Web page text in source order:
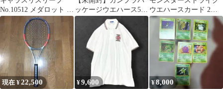
No.10512 メダロット モ
ンスターストライク 63
ッケージウエハース5弾
149 ビルドストライク
ガンダム
ウエハースカード 2枚
セット
現在 ¥22,500 ¥9,600 ¥8,000